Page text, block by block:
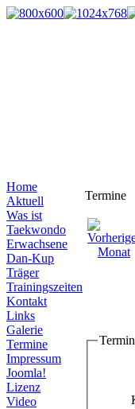
Home
Aktuell
Was ist
Taekwondo
Erwachsene
Dan-Kup
Träger
Trainingszeiten
Kontakt
Links
Galerie
Termine
Impressum
Joomla!
Lizenz
Video
Termine